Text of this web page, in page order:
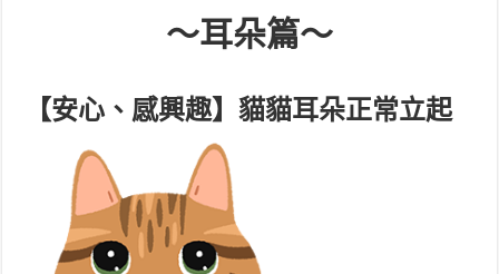
～耳朵篇～
【安心、感興趣】貓貓耳朵正常立起